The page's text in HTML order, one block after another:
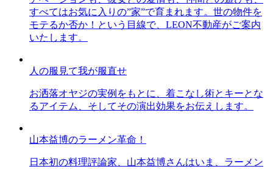
すべてはお気に入りの”家”で育まれます。世の物件を
モテるか否か！という目線で、LEON不動産がご案内
いたします。
人の服見て我が服直せ
お洒落オヤジの実例をもとに、着こなし術とキーとな
るアイテム、そしてその演出効果をお伝えします。
山本益博のラーメン革命！
日本初の料理評論家、山本益博さんはいま、ラーメン